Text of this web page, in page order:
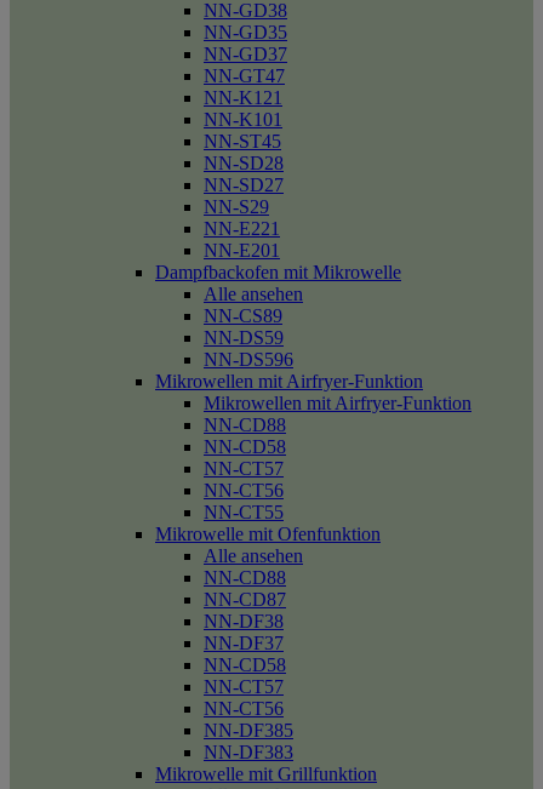
NN-GD38
NN-GD35
NN-GD37
NN-GT47
NN-K121
NN-K101
NN-ST45
NN-SD28
NN-SD27
NN-S29
NN-E221
NN-E201
Dampfbackofen mit Mikrowelle
Alle ansehen
NN-CS89
NN-DS59
NN-DS596
Mikrowellen mit Airfryer-Funktion
Mikrowellen mit Airfryer-Funktion
NN-CD88
NN-CD58
NN-CT57
NN-CT56
NN-CT55
Mikrowelle mit Ofenfunktion
Alle ansehen
NN-CD88
NN-CD87
NN-DF38
NN-DF37
NN-CD58
NN-CT57
NN-CT56
NN-DF385
NN-DF383
Mikrowelle mit Grillfunktion